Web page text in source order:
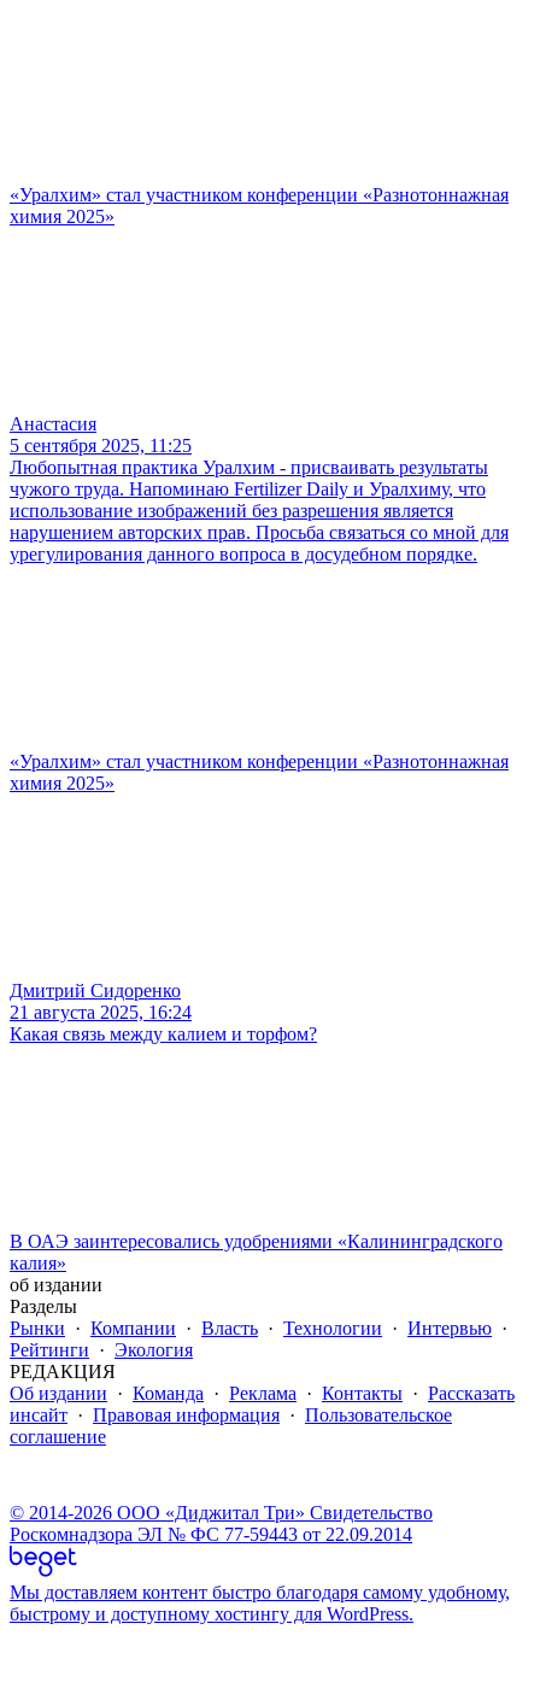
«Уралхим» стал участником конференции «Разнотоннажная
химия 2025»
Анастасия
5 сентября 2025, 11:25
Любопытная практика Уралхим - присваивать результаты
чужого труда. Напоминаю Fertilizer Daily и Уралхиму, что
использование изображений без разрешения является
нарушением авторских прав. Просьба связаться со мной для
урегулирования данного вопроса в досудебном порядке.
«Уралхим» стал участником конференции «Разнотоннажная
химия 2025»
Дмитрий Сидоренко
21 августа 2025, 16:24
Какая связь между калием и торфом?
В ОАЭ заинтересовались удобрениями «Калининградского
калия»
об издании
Разделы
Рынки · Компании · Власть · Технологии · Интервью ·
Рейтинги · Экология
РЕДАКЦИЯ
Об издании · Команда · Реклама · Контакты · Рассказать
инсайт · Правовая информация · Пользовательское
соглашение
© 2014-2026 ООО «Диджитал Три» Свидетельство
Роскомнадзора ЭЛ № ФС 77-59443 от 22.09.2014
Мы доставляем контент быстро благодаря самому удобному,
быстрому и доступному хостингу для WordPress.